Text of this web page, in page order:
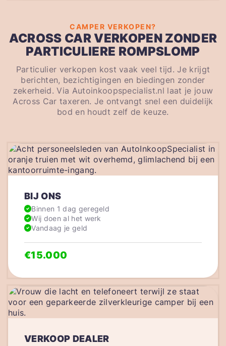
CAMPER VERKOPEN?
ACROSS CAR VERKOPEN ZONDER
PARTICULIERE ROMPSLOMP
Particulier verkopen kost vaak veel tijd. Je krijgt
berichten, bezichtigingen en biedingen zonder
zekerheid. Via Autoinkoopspecialist.nl laat je jouw
Across Car taxeren. Je ontvangt snel een duidelijk
bod en houdt zelf de keuze.
VERKOOP DEALER
BIJ ONS
Binnen 1 dag geregeld
Wij doen al het werk
Vandaag je geld
€15.000